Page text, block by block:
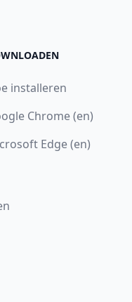
installeren
Chrome (en)
Edge (en)